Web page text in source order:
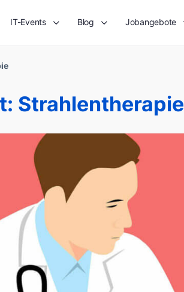
IT-Events Blog Jobangebote
Strahlentherapie